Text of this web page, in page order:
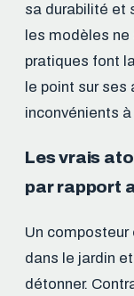
sa durabilité et
les modèles
pratiques font
le point sur ses
inconvénients
Les vrais
par rapport
Un composteur
dans le jardin
détonner.